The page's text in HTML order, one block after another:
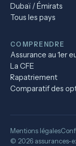
Dubaï / Émirats
Tous les pays
COMPRENDRE
Assurance au 1er
La CFE
Rapatriement
Comparatif des
Mentions légales
© 2026 assurances-